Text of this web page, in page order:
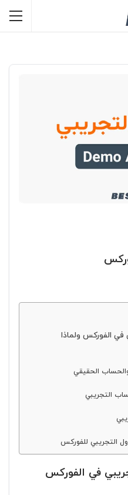
الفوركس ولماذا
الحقيقي
التجريبي
التجريبي للفوركس
في الفوركس